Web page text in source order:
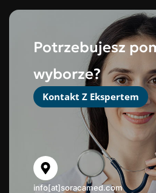
Potrzebujesz
wyborze?
Kontakt Z Ekspertem
info[at]soracamed.com